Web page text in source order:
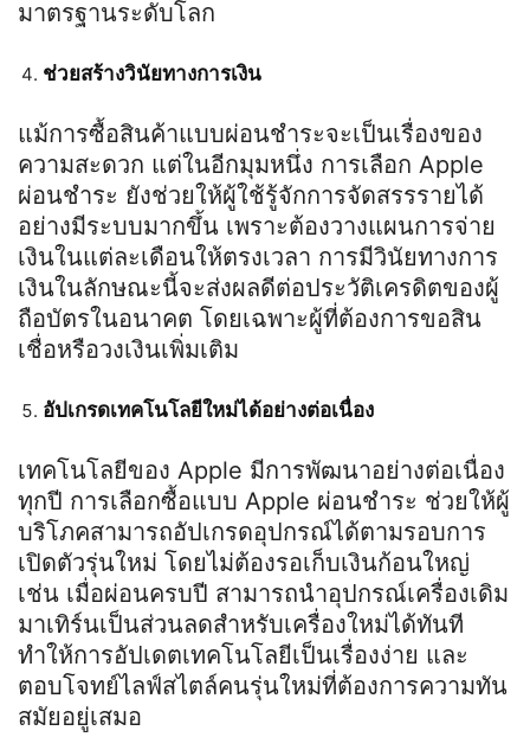
มาตรฐานระดับโลก
ช่วยสร้างวินัยทางการเงิน
แม้การซื้อสินค้าแบบผ่อนชำระจะเป็นเรื่องของ
ความสะดวก แต่ในอีกมุมหนึ่ง การเลือก Apple
ผ่อนชำระ ยังช่วยให้ผู้ใช้รู้จักการจัดสรรรายได้
อย่างมีระบบมากขึ้น เพราะต้องวางแผนการจ่าย
เงินในแต่ละเดือนให้ตรงเวลา การมีวินัยทางการ
เงินในลักษณะนี้จะส่งผลดีต่อประวัติเครดิตของผู้
ถือบัตรในอนาคต โดยเฉพาะผู้ที่ต้องการขอสิน
เชื่อหรือวงเงินเพิ่มเติม
อัปเกรดเทคโนโลยีใหม่ได้อย่างต่อเนื่อง
เทคโนโลยีของ Apple มีการพัฒนาอย่างต่อเนื่อง
ทุกปี การเลือกซื้อแบบ Apple ผ่อนชำระ ช่วยให้ผู้
บริโภคสามารถอัปเกรดอุปกรณ์ได้ตามรอบการ
เปิดตัวรุ่นใหม่ โดยไม่ต้องรอเก็บเงินก้อนใหญ่
เช่น เมื่อผ่อนครบปี สามารถนำอุปกรณ์เครื่องเดิม
มาเทิร์นเป็นส่วนลดสำหรับเครื่องใหม่ได้ทันที
ทำให้การอัปเดตเทคโนโลยีเป็นเรื่องง่าย และ
ตอบโจทย์ไลฟ์สไตล์คนรุ่นใหม่ที่ต้องการความทัน
สมัยอยู่เสมอ